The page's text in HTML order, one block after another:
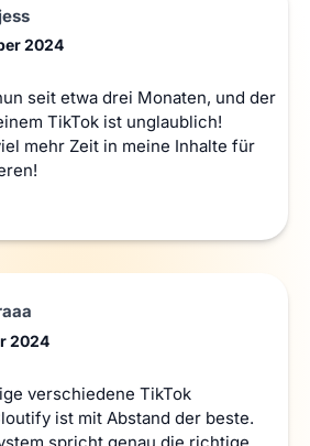
2024
seit etwa drei Monaten, und der
TikTok ist unglaublich!
mehr Zeit in meine Inhalte für
2024
verschiedene TikTok
ist mit Abstand der beste.